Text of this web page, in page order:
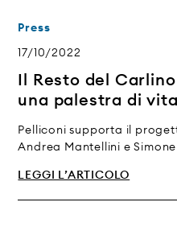
Press
17/10/2022
Il Resto del Carlino
una palestra di vita
Pelliconi supporta il
Andrea Mantellini e
LEGGI L’ARTICOLO